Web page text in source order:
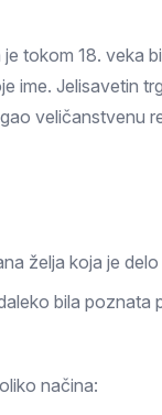
tokom 18. veka
ime. Jelisavetin
veličanstvenu
želja koja je
bila poznata
načina: